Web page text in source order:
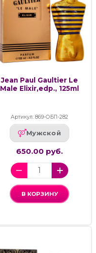
Jean Paul Gaultier Le
Male Elixir,edp., 125ml
Артикул: 869-ОБП-282
Мужской
650.00 руб.
В КОРЗИНУ